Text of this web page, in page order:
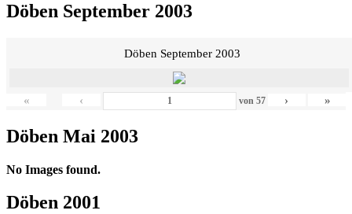
Döben September 2003
Döben September 2003
« ‹ von 57 › »
Döben Mai 2003
No Images found.
Döben 2001